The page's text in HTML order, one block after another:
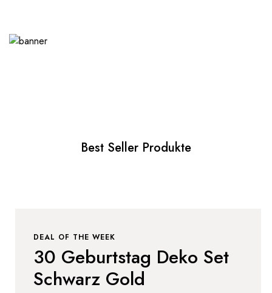
Best Seller Produkte
DEAL OF THE WEEK
30 Geburtstag Deko Set
Schwarz Gold